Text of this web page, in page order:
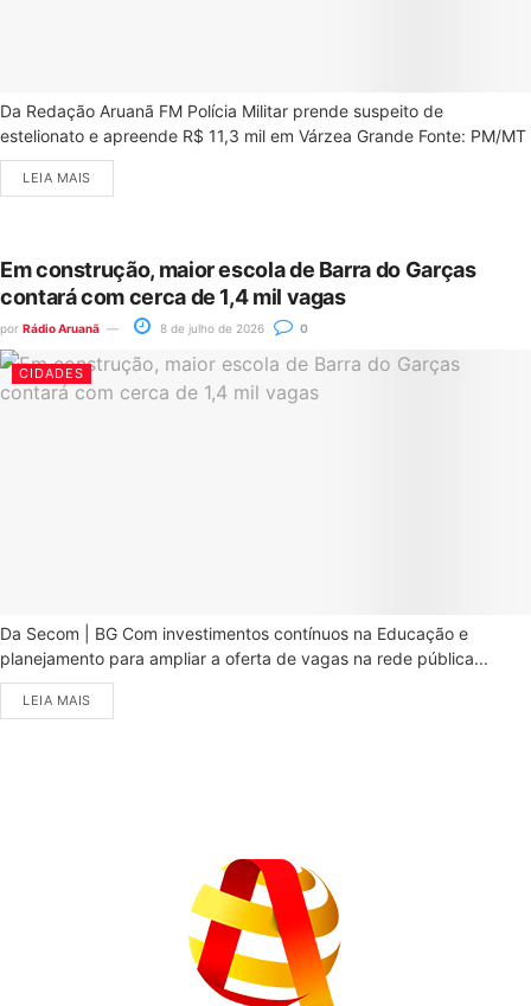
Da Redação Aruanã FM Polícia Militar prende suspeito de
estelionato e apreende R$ 11,3 mil em Várzea Grande Fonte: PM/MT
LEIA MAIS
Em construção, maior escola de Barra do Garças
contará com cerca de 1,4 mil vagas
por Rádio Aruanã 8 de julho de 2026 0
CIDADES
Da Secom | BG Com investimentos contínuos na Educação e
planejamento para ampliar a oferta de vagas na rede pública...
LEIA MAIS